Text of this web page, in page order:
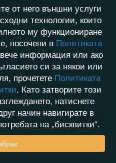
Петров
от него външни услуги
технологии, които
му функциониране
посочени в Политиката
информация или ако
си за някои или
прочетете Политиката
. Като затворите този
натиснете
начин навигирате в
на „бисквитки“.